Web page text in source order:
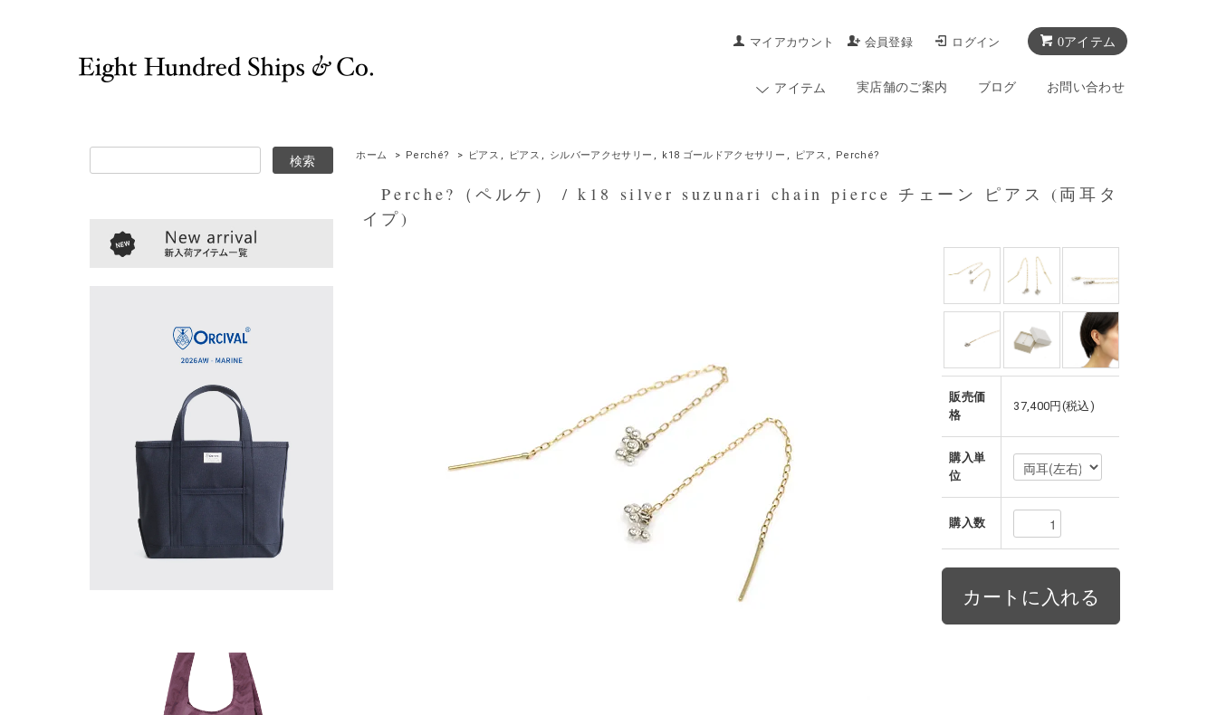
0アイテム
マイアカウント 会員登録 ログイン
アイテム 実店舗のご案内 ブログ お問い合わせ
ホーム > Perché? > ピアス , ピアス , シルバーアクセサリー , k18 ゴールドアクセサリー , ピアス , Perché?
Perche?（ペルケ） / k18 silver suzunari chain pierce チェーン ピアス (両耳タ
イプ)
販売価
格
37,400円(税込)
購入単
位
購入数